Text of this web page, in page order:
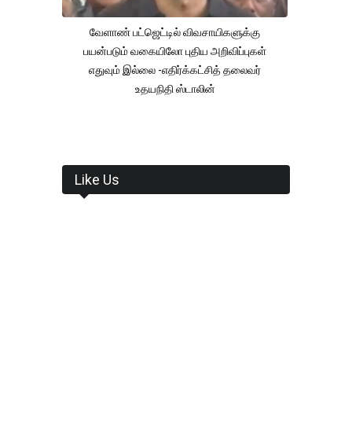
வேளாண் பட்ஜெட்டில் விவசாயிகளுக்கு
பயன்படும் வகையிலோ புதிய அறிவிப்புகள்
எதுவும் இல்லை -எதிர்க்கட்சித் தலைவர்
உதயநிதி ஸ்டாலின்
Like Us